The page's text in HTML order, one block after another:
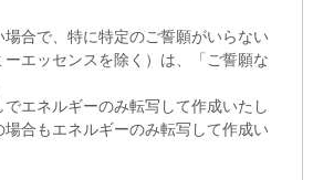
合で、特に特定のご誓願がいらない
エッセンスを除く）は、「ご誓願な
エネルギーのみ転写して作成いたし
場合もエネルギーのみ転写して作成い